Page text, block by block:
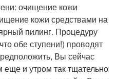
очищение кожи
кожи средствами на
пилинг. Процедуру
обе ступени!) проводят
Вы сейчас
еще и утром так тщательно